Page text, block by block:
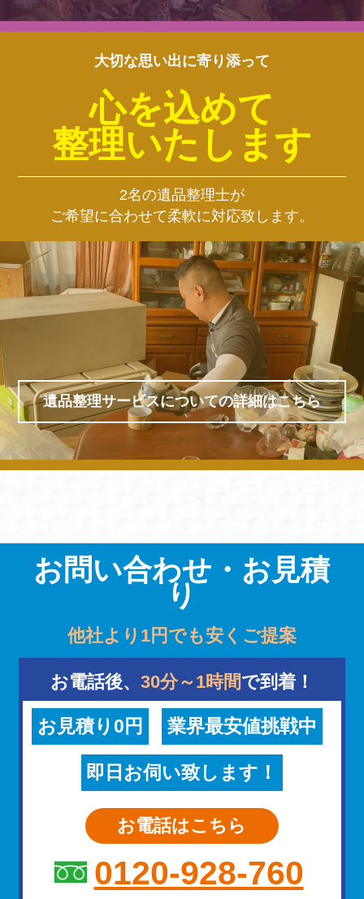
大切な思い出に寄り添って
心を込めて
整理いたします
2名の遺品整理士が
ご希望に合わせて柔軟に対応致します。
遺品整理サービスについての詳細はこちら
お問い合わせ・お見積
り
他社より1円でも安くご提案
お電話後、 30分～1時間で到着！
お見積り0円 業界最安値挑戦中
即日お伺い致します！
お電話はこちら
0120-928-760